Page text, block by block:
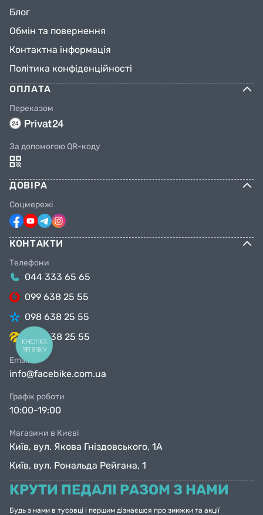
Блог
Обмін та повернення
Контактна інформація
Політика конфіденційності
ОПЛАТА
Переказом
За допомогою QR-коду
ДОВІРА
Соцмережі
КОНТАКТИ
Телефони
044 333 65 65
099 638 25 55
098 638 25 55
063 638 25 55
Email
info@facebike.com.ua
Графік роботи
10:00-19:00
Магазини в Києві
Київ, вул. Якова Гніздовського, 1А
Київ, вул. Рональда Рейгана, 1
КРУТИ ПЕДАЛІ РАЗОМ З НАМИ
Будь з нами в тусовці і першим дізнаєшся про знижки та акції
КНОПКА
ЗВ'ЯЗКУ